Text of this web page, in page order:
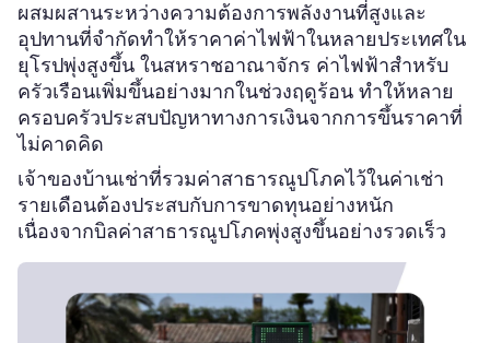
ผสมผสานระหว่างความต้องการพลังงานที่สูงและ
อุปทานที่จำกัดทำให้ราคาค่าไฟฟ้าในหลายประเทศใน
ยุโรปพุ่งสูงขึ้น ในสหราชอาณาจักร ค่าไฟฟ้าสำหรับ
ครัวเรือนเพิ่มขึ้นอย่างมากในช่วงฤดูร้อน ทำให้หลาย
ครอบครัวประสบปัญหาทางการเงินจากการขึ้นราคาที่
ไม่คาดคิด
เจ้าของบ้านเช่าที่รวมค่าสาธารณูปโภคไว้ในค่าเช่า
รายเดือนต้องประสบกับการขาดทุนอย่างหนัก
เนื่องจากบิลค่าสาธารณูปโภคพุ่งสูงขึ้นอย่างรวดเร็ว